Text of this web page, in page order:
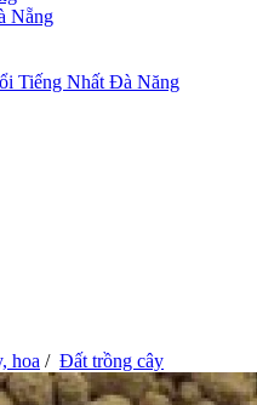
Nẵng
Tiếng Nhất Đà Năng
hoa / Đất trồng cây